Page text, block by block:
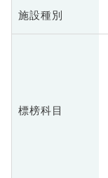
施設種別
標榜科目